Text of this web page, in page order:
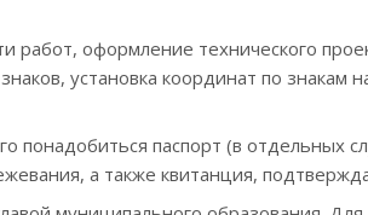
работ, оформление технического
установка координат по знакам
понадобиться паспорт (в отдельных
а также квитанция,